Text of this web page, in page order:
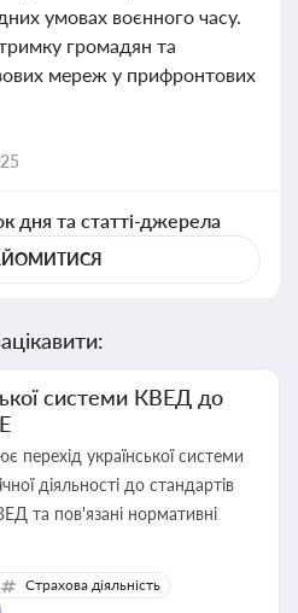
умовах воєнного часу.
громадян та
мереж у прифронтових
дня та статті-джерела
системи КВЕД до
перехід української системи
діяльності до стандартів
та пов'язані нормативні
Страхова діяльність